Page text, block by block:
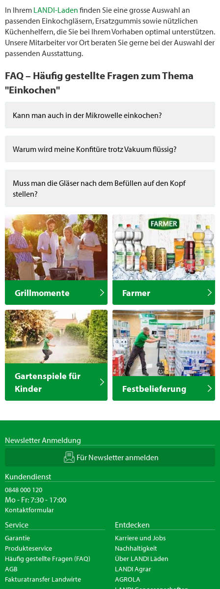
In Ihrem LANDI-Laden finden Sie eine grosse Auswahl an
passenden Einkochgläsern, Ersatzgummis sowie nützlichen
Küchenhelfern, die Sie bei Ihrem Vorhaben optimal unterstützen.
Unsere Mitarbeiter vor Ort beraten Sie gerne bei der Auswahl der
passenden Ausstattung.
FAQ – Häufig gestellte Fragen zum Thema
"Einkochen"
Kann man auch in der Mikrowelle einkochen?
Warum wird meine Konfitüre trotz Vakuum flüssig?
Muss man die Gläser nach dem Befüllen auf den Kopf
stellen?
Grillmomente Farmer
Gartenspiele für
Kinder
Festbelieferung
Newsletter Anmeldung
Für Newsletter anmelden
Kundendienst
0848 000 120
Mo - Fr: 7:30 - 17:00
Kontaktformular
Service
Garantie
Produkteservice
Häufig gestellte Fragen (FAQ)
AGB
Fakturatransfer Landwirte
Entdecken
Karriere und Jobs
Nachhaltigkeit
Über LANDI Läden
LANDI Agrar
AGROLA